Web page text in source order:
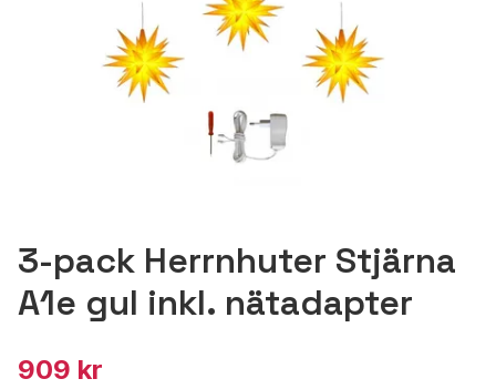
3-pack Herrnhuter Stjärna
A1e gul inkl. nätadapter
909 kr